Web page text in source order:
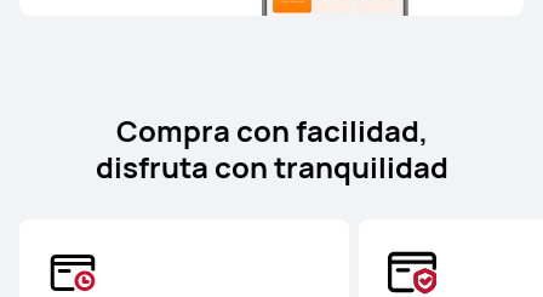
Compra con facilidad,
disfruta con tranquilidad